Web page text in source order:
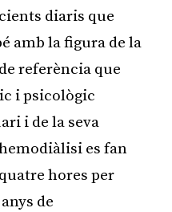
diaris que
amb la figura de la
referència que
i psicològic
i de la seva
es fan
hores per
de